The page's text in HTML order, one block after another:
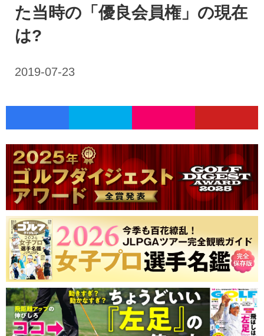
た当時の「優良会員権」の現在
は?